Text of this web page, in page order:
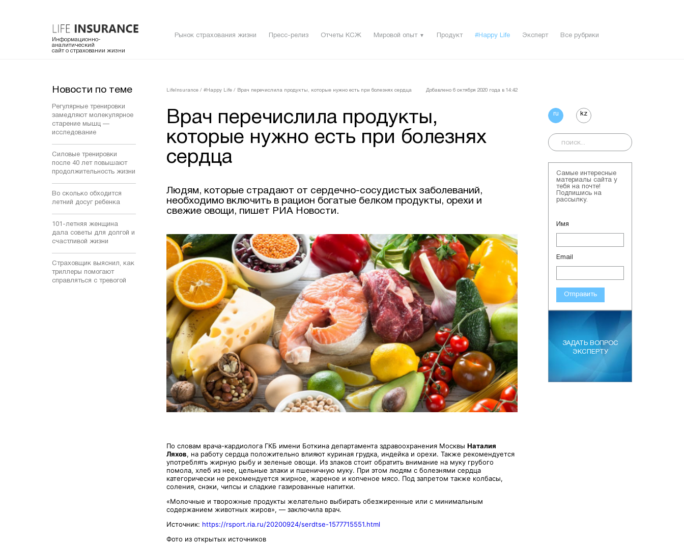
Информационно-
аналитический
сайт о страховании жизни
Рынок страхования жизни Пресс-релиз Отчеты КСЖ Мировой опыт ▼ Продукт #Happy Life Эксперт Все рубрики
Новости по теме
Регулярные тренировки
замедляют молекулярное
старение мышц —
исследование
Силовые тренировки
после 40 лет повышают
продолжительность жизни
Во сколько обходится
летний досуг ребенка
101-летняя женщина
дала советы для долгой и
счастливой жизни
Страховщик выяснил, как
триллеры помогают
справляться с тревогой
LifeInsurance / #Happy Life / Врач перечислила продукты, которые нужно есть при болезнях сердца Добавлено 6 октября 2020 года в 14:42
Врач перечислила продукты,
которые нужно есть при болезнях
сердца
Людям, которые страдают от сердечно-сосудистых заболеваний,
необходимо включить в рацион богатые белком продукты, орехи и
свежие овощи, пишет РИА Новости.
По словам врача-кардиолога ГКБ имени Боткина департамента здравоохранения Москвы Наталия
Ляхов, на работу сердца положительно влияют куриная грудка, индейка и орехи. Также рекомендуется
употреблять жирную рыбу и зеленые овощи. Из злаков стоит обратить внимание на муку грубого
помола, хлеб из нее, цельные злаки и пшеничную муку. При этом людям с болезнями сердца
категорически не рекомендуется жирное, жареное и копченое мясо. Под запретом также колбасы,
соления, снэки, чипсы и сладкие газированные напитки.
«Молочные и творожные продукты желательно выбирать обезжиренные или с минимальным
содержанием животных жиров», — заключила врач.
Источник: https://rsport.ria.ru/20200924/serdtse-1577715551.html
Фото из открытых источников
ru kz
Самые интересные
материалы сайта у
тебя на почте!
Подпишись на
рассылку.
Имя
Email
Отправить
ЗАДАТЬ ВОПРОС
ЭКСПЕРТУ